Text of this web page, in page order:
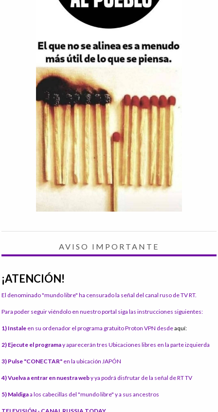
AVISO IMPORTANTE
¡ATENCIÓN!
El denominado "mundo libre" ha censurado la señal del canal ruso de TV RT.
Para poder seguir viéndolo en nuestro portal siga las instrucciones siguientes:
1) Instale en su ordenador el programa gratuito Proton VPN desdeaquí:
2) Ejecute el programay aparecerán tres Ubicaciones libres en la parte izquierda
3) Pulse "CONECTAR" en la ubicación JAPÓN
4) Vuelva a entrar en nuestra weby ya podrá disfrutar de la señal de RT TV
5) Maldigaa los cabecillas del "mundo libre" y a sus ancestros